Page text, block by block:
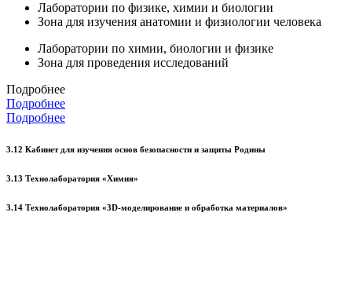
Лаборатории по физике, химии и биологии
Зона для изучения анатомии и физиологии человека
Лаборатории по химии, биологии и физике
Зона для проведения исследований
Подробнее
Подробнее
Подробнее
3.12 Кабинет для изучения основ безопасности и защиты Родины
3.13 Технолаборатория «Химия»
3.14 Технолаборатория «3D-моделирование и обработка материалов»